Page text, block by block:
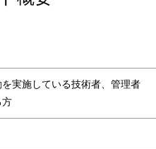
実施している技術者、管理者
方